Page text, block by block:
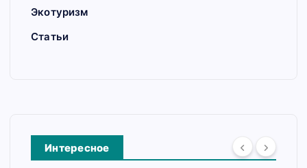
Экотуризм
Статьи
Интересное